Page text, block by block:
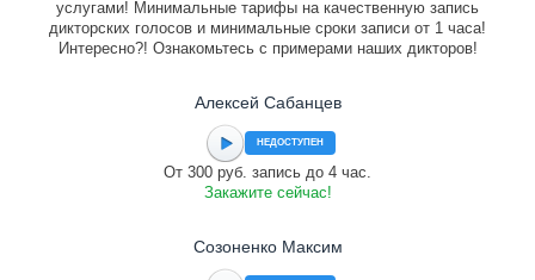
услугами! Минимальные тарифы на качественную запись
дикторских голосов и минимальные сроки записи от 1 часа!
Интересно?! Ознакомьтесь с примерами наших дикторов!
Алексей Сабанцев
НЕДОСТУПЕН
От 300 руб. запись до 4 час.
Закажите сейчас!
Созоненко Максим